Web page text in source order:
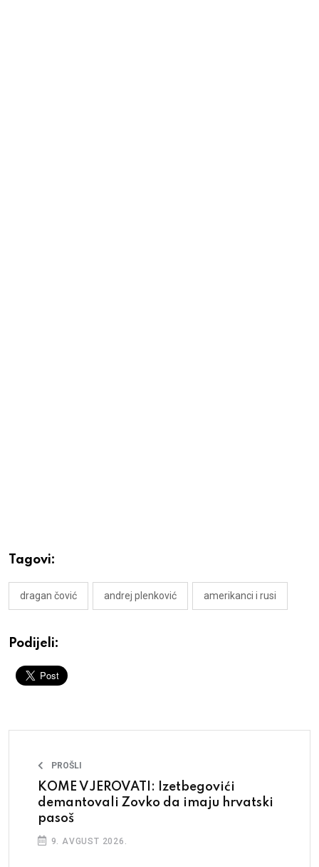
Tagovi:
dragan čović andrej plenković amerikanci i rusi
Podijeli:
PROŠLI
KOME VJEROVATI: Izetbegovići
demantovali Zovko da imaju hrvatski
pasoš
9. AVGUST 2026.